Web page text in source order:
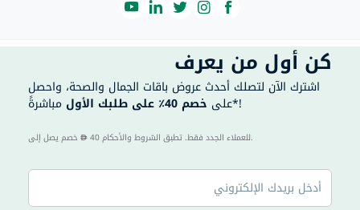
كن أول من يعرف
اشترك الآن لتصلك أحدث عروض باقات الجمال والصحة، واحصل
على خصم 40٪ على طلبك الأول مباشرةً*!
40 للعملاء الجدد فقط. تطبق الشروط والأحكام.